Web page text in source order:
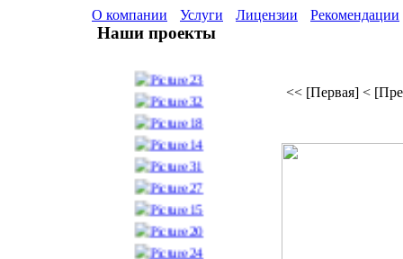
О компании Услуги Лицензии Рекомендации
Наши проекты
<< [Первая] <